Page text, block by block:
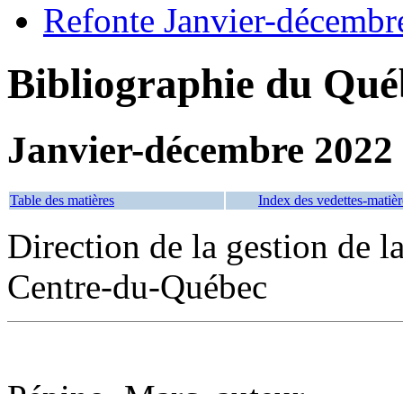
Refonte Janvier-
Bibliographie du
Janvier-décembre 2022
Table des matières Index des vedettes-
Direction de la gestion de
Centre-du-Québec